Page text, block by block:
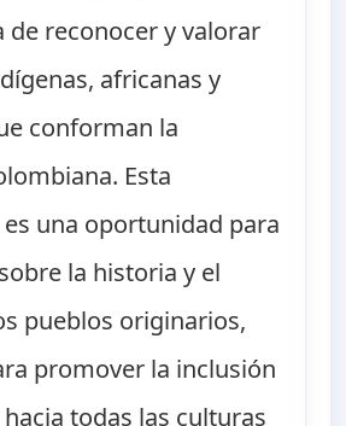
de reconocer y valorar
africanas y
conforman la
Esta
una oportunidad para
la historia y el
pueblos originarios,
promover la inclusión
todas las culturas